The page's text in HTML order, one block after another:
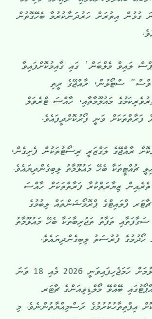
ގުޅުން އިތުރަށް ހަރުދަނާކުރުމާ ބެހޭގޮތުން
ލައިވް މެލްބަން’ ގައި ގާއިމުކޮށްފައިވާ
ސްޓޯލުން، ރާއްޖޭގެ ރީތި
މައުލޫމާތާއި، ހާއްސަ ޓްރެވަލް
ފަރާތްތަކަށް ވަނީ ފޯރުކޮށްދީފައެވެ.
ރާއްޖޭގެ ލަގްޒަރީ ރިސޯޓުތަކުން ފެށިގެން،
ޗުއްޓީތަކާ ބެހޭ މައުލޫމާތު ލިބިގެންދިޔައެވެ.
ޒިޔާރަތްކުރާ ފަރާތްތަކަށް ހާއްސަ
ފްލައިޓްގެ ޕްރޮމޯޝަންތައް ލިބުމުގެ
ތަފާތު ތަޖުރިބާތަކާ ބެހޭ މައުލޫމާތު
ހޯދުމުގެ ފުރުސަތު ލިބިގެންދިޔައެވެ.
މި ކެމްޕޭން ނިންމާލުމަށް ހަމަޖެހިފައިވަނީ 2026 މެއި 18 ވަނަ
ބޭއްވޭ މޯލްޑިވިއަންގެ ޗާޓަރ
އިފްތިތާހުކުރުމުގެ ރަސްމިއްޔާތުންނެވެ. މި